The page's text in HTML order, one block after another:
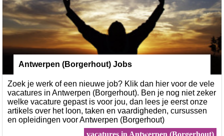
Antwerpen (Borgerhout) Jobs
Zoek je werk of een nieuwe job? Klik dan hier voor de vele
vacatures in Antwerpen (Borgerhout). Ben je nog niet zeker
welke vacature gepast is voor jou, dan lees je eerst onze
artikels over het loon, taken en vaardigheden, cursussen
en opleidingen voor Antwerpen (Borgerhout)
vacatures in Antwerpen (Borgerhout)